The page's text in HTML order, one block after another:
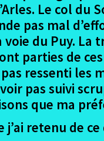
Le col du
pas mal
voie du Puy. La
parties de
pas ressenti les
pas suivi
que ma
j’ai retenu de